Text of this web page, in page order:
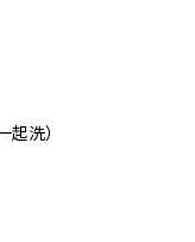
洗）